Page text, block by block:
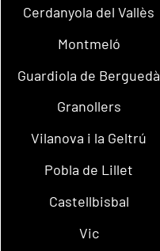
Cerdanyola del Vallès
Montmeló
Guardiola de Berguedà
Granollers
Vilanova i la Geltrú
Pobla de Lillet
Castellbisbal
Vic